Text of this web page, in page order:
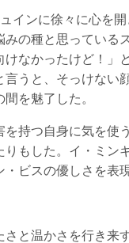
インに徐々に心を
の種と思っている
けなかったけど！
うと、そっけない
を魅了した。
を持つ自身に気を使
りもした。イ・ミン
ビスの優しさを表
と温かさを行き来